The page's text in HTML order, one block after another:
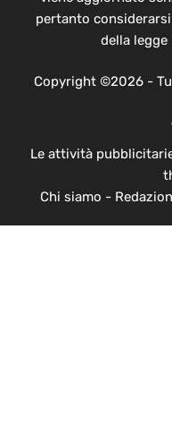
pertanto
della legge
Copyright ©2026 -
Le attività
Chi siamo -